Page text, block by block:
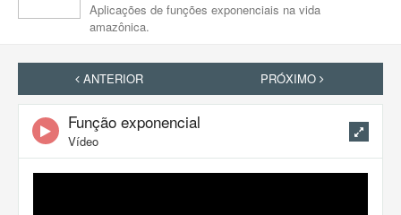
Aplicações de funções exponenciais na vida
amazônica.
ANTERIOR PRÓXIMO
Função exponencial
Vídeo